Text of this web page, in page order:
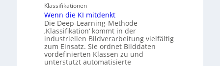
O
N
T
e
c
h
T
n
a
u
d
e
g
u
n
g
z
u
E
Klassifikationen
Wenn die KI mitdenkt
Die Deep-Learning-Methode
‚Klassifikation‘ kommt in der
industriellen Bildverarbeitung vielfältig
zum Einsatz. Sie ordnet Bilddaten
vordefinierten Klassen zu und
unterstützt automatisierte